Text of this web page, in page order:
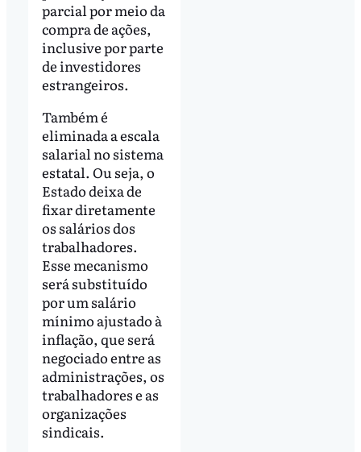
parcial por meio da
compra de ações,
inclusive por parte
de investidores
estrangeiros.
Também é
eliminada a escala
salarial no sistema
estatal. Ou seja, o
Estado deixa de
fixar diretamente
os salários dos
trabalhadores.
Esse mecanismo
será substituído
por um salário
mínimo ajustado à
inflação, que será
negociado entre as
administrações, os
trabalhadores e as
organizações
sindicais.